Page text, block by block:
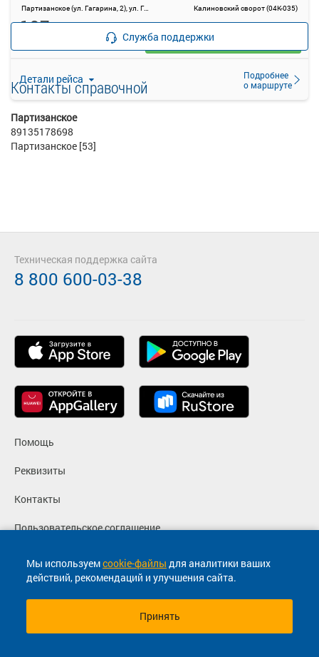
Партизанское (ул. Гагарина, 2), ул. Гагарина, 2 Калиновский сворот (04К-035)
Детали рейса
Подробнее
о маршруте
197
Выбрать
Служба поддержки
Контакты справочной
Партизанское
89135178698
Партизанское [53]
Мы используемcookie-файлы для аналитики ваших
действий, рекомендаций и улучшения сайта.
Принять
Помощь
Реквизиты
Контакты
Пользовательское соглашение
Политика конфиденциальности
Согласие на маркетинговые сообщения
Техническая поддержка сайта
8 800 600-03-38
© 2013-2026, ООО "Капитал"- Онлайн сервис продажи